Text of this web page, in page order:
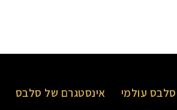
עולמי אינסטגרם של סלבס